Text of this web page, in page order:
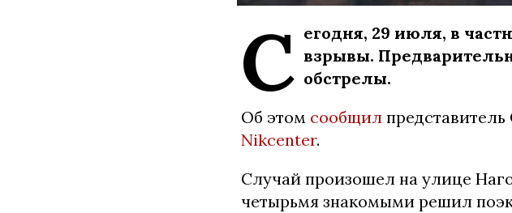
С егодня, 29 июля, в
взрывы.
обстрелы.
Об этом сообщил
Nikcenter.
Случай произошел на улице
четырьмя знакомыми решил